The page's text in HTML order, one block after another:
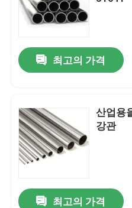
최고의 가격
산업용
강관
최고의 가격